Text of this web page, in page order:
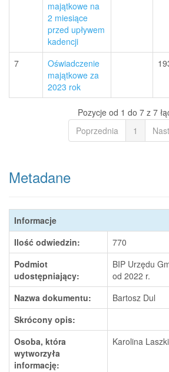
majątkowe na
2 miesiące
przed upływem
kadencji
7
Oświadczenie
majątkowe za
2023 rok
Pozycje od 1 do 7 z 7
Poprzednia
1
Metadane
Informacje
Ilość odwiedzin:
770
Podmiot
udostępniający:
BIP Urzędu
od 2022 r.
Nazwa dokumentu:
Bartosz Dul
Skrócony opis:
Osoba, która
wytworzyła
informację:
Karolina